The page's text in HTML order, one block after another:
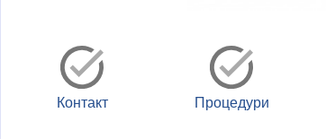
Контакт Процедури